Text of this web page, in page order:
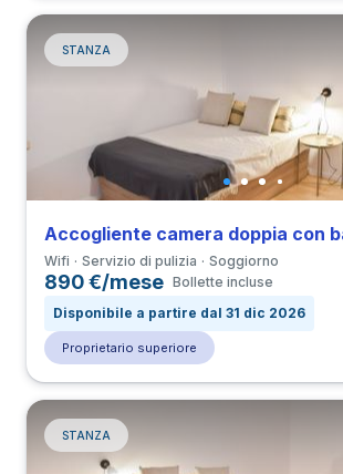
STANZA
Wifi Servizio di pulizia Soggiorno
890 €/mese Bollette incluse
Disponibile a partire dal 31 dic 2026
Proprietario superiore
STANZA